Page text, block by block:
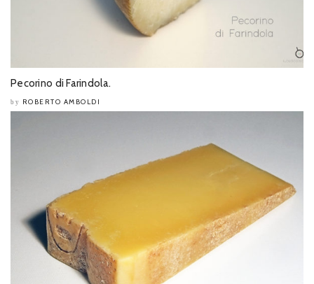
Pecorino di Farindola.
by ROBERTO AMBOLDI